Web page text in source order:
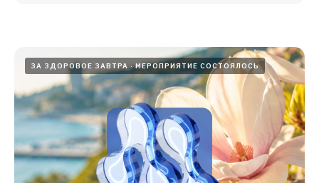
ЗА ЗДОРОВОЕ ЗАВТРА МЕРОПРИЯТИЕ СОСТОЯЛОСЬ